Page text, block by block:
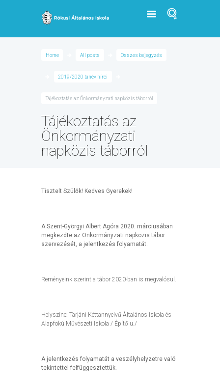
Home All posts Összes bejegyzés
2019/2020 tanév hírei
Tájékoztatás az Önkormányzati napközis táborról
Tájékoztatás az
Önkormányzati
napközis táborról
Tisztelt Szülők! Kedves Gyerekek!
A Szent-Györgyi Albert Agóra 2020. márciusában
megkezdte az Önkormányzati napközis tábor
szervezését, a jelentkezés folyamatát.
Reményeink szerint a tábor 2020-ban is megvalósul.
Helyszíne: Tarjáni Kéttannyelvű Általános Iskola és
Alapfokú Művészeti Iskola / Építő u./
A jelentkezés folyamatát a veszélyhelyzetre való
tekintettel felfüggesztettük.